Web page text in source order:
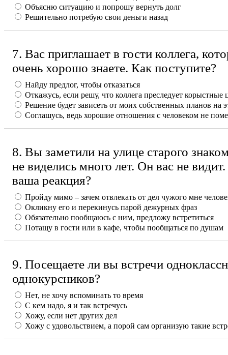
Объясню ситуацию и попрошу вернуть долг
Решительно потребую свои деньги назад
7. Вас приглашает в гости коллега,
очень хорошо знаете. Как поступите?
Найду предлог, чтобы отказаться
Откажусь, если решу, что коллега преследует корыстные
Решение будет зависеть от моих собственных планов на
Соглашусь, ведь хорошие отношения с человеком не
8. Вы заметили на улице старого
не виделись много лет. Он вас не
ваша реакция?
Пройду мимо – зачем отвлекать от дел чужого мне
Окликну его и перекинусь парой дежурных фраз
Обязательно пообщаюсь с ним, предложу встретиться
Потащу в гости или в кафе, чтобы пообщаться по душам
9. Посещаете ли вы встречи
однокурсников?
Нет, не хочу вспоминать то время
С кем надо, я и так встречусь
Хожу, если нет других дел
Хожу с удовольствием, а порой сам организую такие